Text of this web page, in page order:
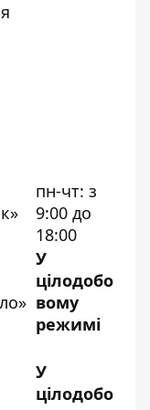
пн-чт: з
9:00 до
18:00
У
цілодобо
вому
режимі
У
цілодобо